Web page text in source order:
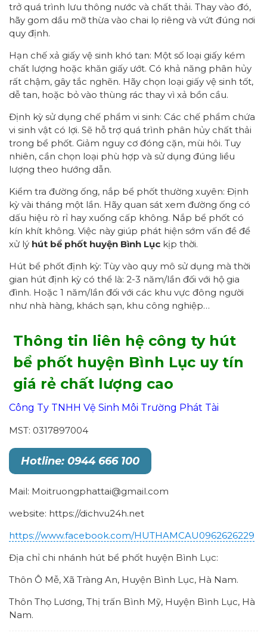
trở quá trình lưu thông nước và chất thải. Thay vào đó,
hãy gom dầu mỡ thừa vào chai lọ riêng và vứt đúng nơi
quy định.
Hạn chế xả giấy vệ sinh khó tan: Một số loại giấy kém
chất lượng hoặc khăn giấy ướt. Có khả năng phân hủy
rất chậm, gây tắc nghẽn. Hãy chọn loại giấy vệ sinh tốt,
dễ tan, hoặc bỏ vào thùng rác thay vì xả bồn cầu.
Định kỳ sử dụng chế phẩm vi sinh: Các chế phẩm chứa
vi sinh vật có lợi. Sẽ hỗ trợ quá trình phân hủy chất thải
trong bể phốt. Giảm nguy cơ đóng cặn, mùi hôi. Tuy
nhiên, cần chọn loại phù hợp và sử dụng đúng liều
lượng theo hướng dẫn.
Kiểm tra đường ống, nắp bể phốt thường xuyên: Định
kỳ vài tháng một lần. Hãy quan sát xem đường ống có
dấu hiệu rò rỉ hay xuống cấp không. Nắp bể phốt có
kín khít không. Việc này giúp phát hiện sớm vấn đề để
xử lý hút bể phốt huyện Bình Lục kịp thời.
Hút bể phốt định kỳ: Tùy vào quy mô sử dụng mà thời
gian hút định kỳ có thể là: 2-3 năm/lần đối với hộ gia
đình. Hoặc 1 năm/lần đối với các khu vực đông người
như nhà hàng, khách sạn, khu công nghiệp…
Thông tin liên hệ công ty hút
bể phốt huyện Bình Lục uy tín
giá rẻ chất lượng cao
Công Ty TNHH Vệ Sinh Môi Trường Phát Tài
MST: 0317897004
Hotline: 0944 666 100
Mail: Moitruongphattai@gmail.com
website: https://dichvu24h.net
https://www.facebook.com/HUTHAMCAU0962626229
Địa chỉ chi nhánh hút bể phốt huyện Bình Lục:
Thôn Ô Mễ, Xã Tràng An, Huyện Bình Lục, Hà Nam.
Thôn Thọ Lương, Thị trấn Bình Mỹ, Huyện Bình Lục, Hà
Nam.